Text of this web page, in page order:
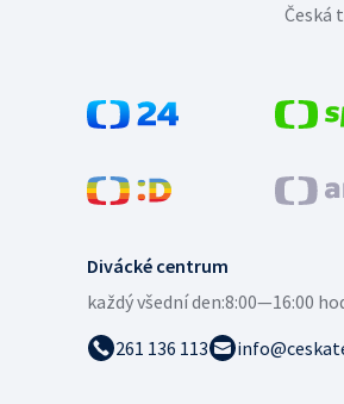
Divácké centrum
každý všední den:8:00—16:00
261 136 113
Česká